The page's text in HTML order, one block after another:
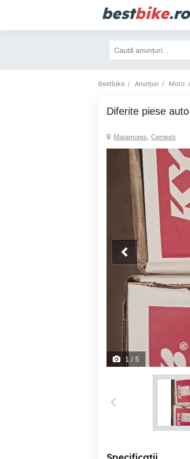
bestbike.ro
Bestbike Anunțuri Moto
Diferite piese auto
Maramures, Cernesti
1 / 5